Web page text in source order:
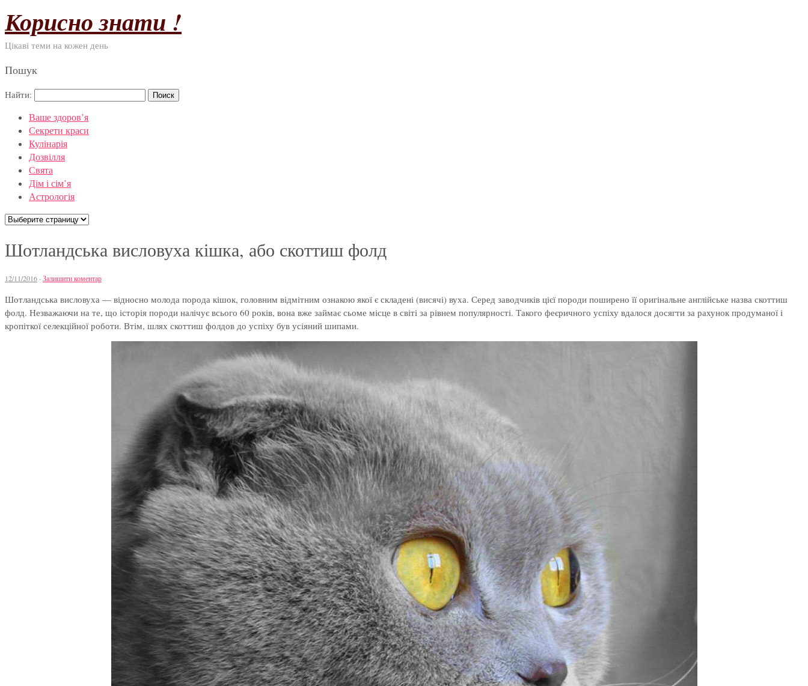
Корисно знати !
Цікаві теми на кожен день
Пошук
Найти:
Ваше здоров’я
Секрети краси
Кулінарія
Дозвілля
Свята
Дім і сім’я
Астрологія
Шотландська висловуха кішка, або скоттиш фолд
12/11/2016 · Залишити коментар
Шотландська висловуха — відносно молода порода кішок, головним відмітним ознакою якої є складені (висячі) вуха. Серед заводчиків цієї породи поширено її оригінальне англійське назва скоттиш
фолд. Незважаючи на те, що історія породи налічує всього 60 років, вона вже займає сьоме місце в світі за рівнем популярності. Такого феєричного успіху вдалося досягти за рахунок продуманої і
кропіткої селекційної роботи. Втім, шлях скоттиш фолдов до успіху був усіяний шипами.